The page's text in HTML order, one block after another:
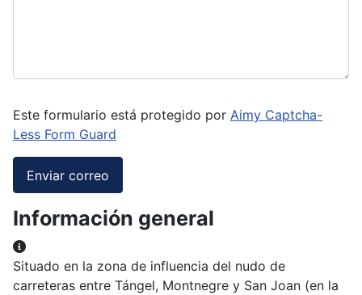
Este formulario está protegido por Aimy Captcha-
Less Form Guard
Enviar correo
Información general
Información general
Situado en la zona de influencia del nudo de
carreteras entre Tángel, Montnegre y San Joan (en la